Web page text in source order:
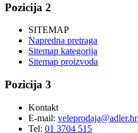
Pozicija 2
SITEMAP
Napredna pretraga
Sitemap kategorija
Sitemap proizvoda
Pozicija 3
Kontakt
E-mail: veleprodaja@adler.hr
Tel: 01 3704 515